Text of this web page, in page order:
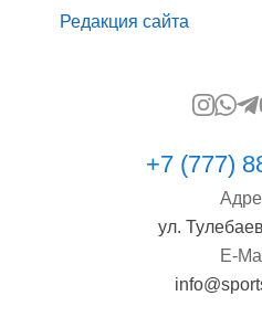
Редакция сайта
+7 (777)
ул.
E-